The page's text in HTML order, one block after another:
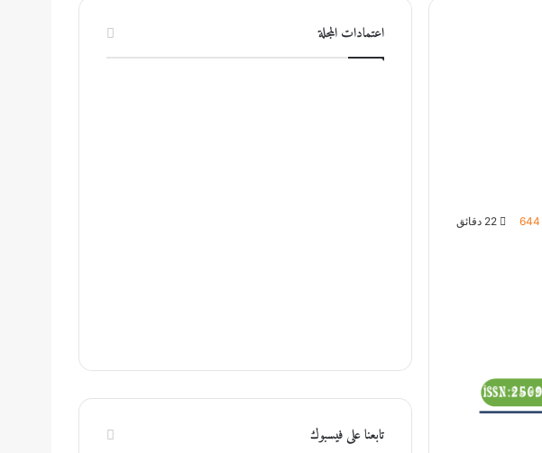
644
اعتمادات المجلة
تابعنا على فيسبوك